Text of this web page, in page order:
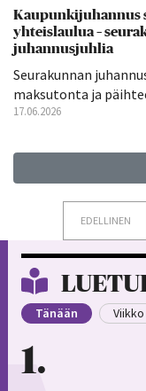
Kaupunkijuhannus
yhteislaulua –
juhannusjuhlia
Seurakunnan
maksutonta ja
17.06.2026
EDELLINEN
Tänään Viikko
1